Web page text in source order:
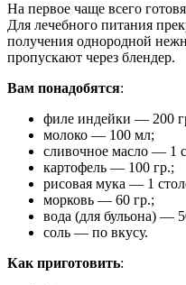
На первое чаще всего
Для лечебного питания
получения однородной
пропускают через блендер.
Вам понадобятся:
филе индейки — 200
молоко — 100 мл;
сливочное масло — 1
картофель — 100 гр.;
рисовая мука — 1
морковь — 60 гр.;
вода (для бульона) —
соль — по вкусу.
Как приготовить: